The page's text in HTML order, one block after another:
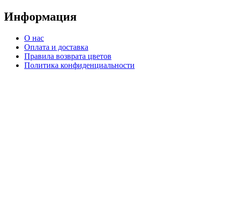
Информация
О нас
Оплата и доставка
Правила возврата цветов
Политика конфиденциальности